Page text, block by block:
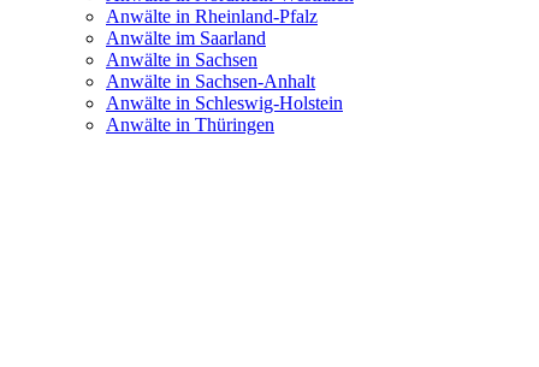
Anwälte in Rheinland-Pfalz
Anwälte im Saarland
Anwälte in Sachsen
Anwälte in Sachsen-Anhalt
Anwälte in Schleswig-Holstein
Anwälte in Thüringen